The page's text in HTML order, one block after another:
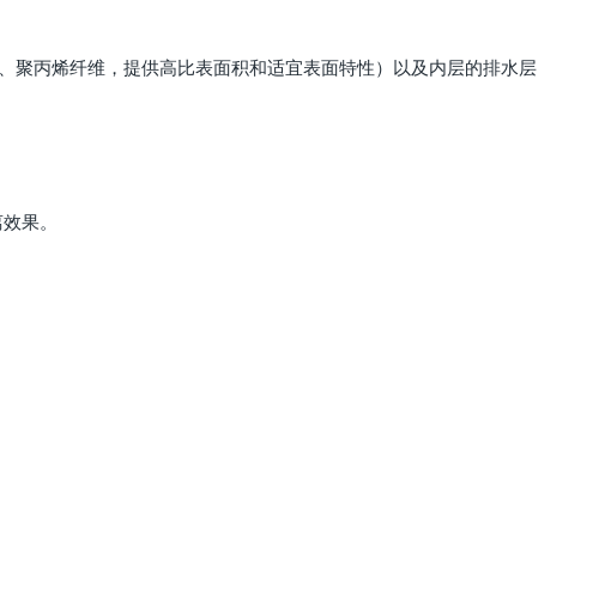
丙烯纤维，提供高比表面积和适宜表面特性）以及内层的排水层
果。